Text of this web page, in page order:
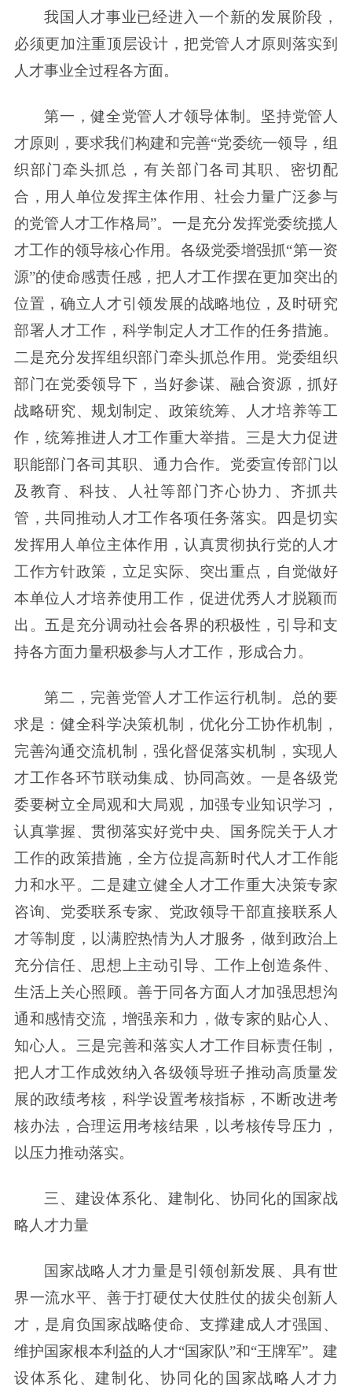
我国人才事业已经进入一个新的发展阶段，
必须更加注重顶层设计，把党管人才原则落实到
人才事业全过程各方面。
第一，健全党管人才领导体制。坚持党管人
才原则，要求我们构建和完善“党委统一领导，组
织部门牵头抓总，有关部门各司其职、密切配
合，用人单位发挥主体作用、社会力量广泛参与
的党管人才工作格局”。一是充分发挥党委统揽人
才工作的领导核心作用。各级党委增强抓“第一资
源”的使命感责任感，把人才工作摆在更加突出的
位置，确立人才引领发展的战略地位，及时研究
部署人才工作，科学制定人才工作的任务措施。
二是充分发挥组织部门牵头抓总作用。党委组织
部门在党委领导下，当好参谋、融合资源，抓好
战略研究、规划制定、政策统筹、人才培养等工
作，统筹推进人才工作重大举措。三是大力促进
职能部门各司其职、通力合作。党委宣传部门以
及教育、科技、人社等部门齐心协力、齐抓共
管，共同推动人才工作各项任务落实。四是切实
发挥用人单位主体作用，认真贯彻执行党的人才
工作方针政策，立足实际、突出重点，自觉做好
本单位人才培养使用工作，促进优秀人才脱颖而
出。五是充分调动社会各界的积极性，引导和支
持各方面力量积极参与人才工作，形成合力。
第二，完善党管人才工作运行机制。总的要
求是：健全科学决策机制，优化分工协作机制，
完善沟通交流机制，强化督促落实机制，实现人
才工作各环节联动集成、协同高效。一是各级党
委要树立全局观和大局观，加强专业知识学习，
认真掌握、贯彻落实好党中央、国务院关于人才
工作的政策措施，全方位提高新时代人才工作能
力和水平。二是建立健全人才工作重大决策专家
咨询、党委联系专家、党政领导干部直接联系人
才等制度，以满腔热情为人才服务，做到政治上
充分信任、思想上主动引导、工作上创造条件、
生活上关心照顾。善于同各方面人才加强思想沟
通和感情交流，增强亲和力，做专家的贴心人、
知心人。三是完善和落实人才工作目标责任制，
把人才工作成效纳入各级领导班子推动高质量发
展的政绩考核，科学设置考核指标，不断改进考
核办法，合理运用考核结果，以考核传导压力，
以压力推动落实。
三、建设体系化、建制化、协同化的国家战
略人才力量
国家战略人才力量是引领创新发展、具有世
界一流水平、善于打硬仗大仗胜仗的拔尖创新人
才，是肩负国家战略使命、支撑建成人才强国、
维护国家根本利益的人才“国家队”和“王牌军”。建
设体系化、建制化、协同化的国家战略人才力